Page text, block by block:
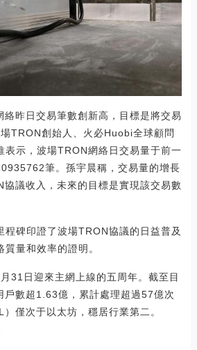
昨日交易筆數創新高，目標是將交易
TRON創始人、火必Huobi全球顧問
表示，波場TRON網絡日交易量于前一
筆。孫宇晨稱，交易量的增長
議收入，未來的目標是實現該交易數
程碑印證了波場TRON協議的日益普及
量和效率的證明。
31日迎來主網上線的五周年。截至目
戶數超1.63億，累計處理超過57億次
僅次于以太坊，穩居行業第二。